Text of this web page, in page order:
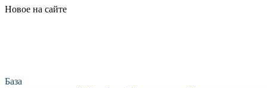
Новое на сайте
База